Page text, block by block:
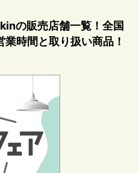
の販売店舗一覧！全国
時間と取り扱い商品！